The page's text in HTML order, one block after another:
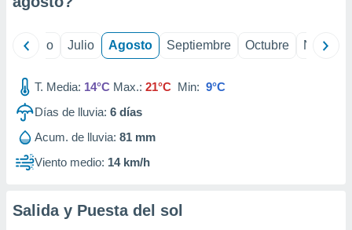
mediante
publicidad
publicidad
Junio Julio Agosto Septiembre Octubre
T. Media: 14°C Max.: 21°C Min: 9°C
Días de lluvia: 6 días
Acum. de lluvia: 81 mm
Viento medio: 14 km/h
Salida y Puesta del sol